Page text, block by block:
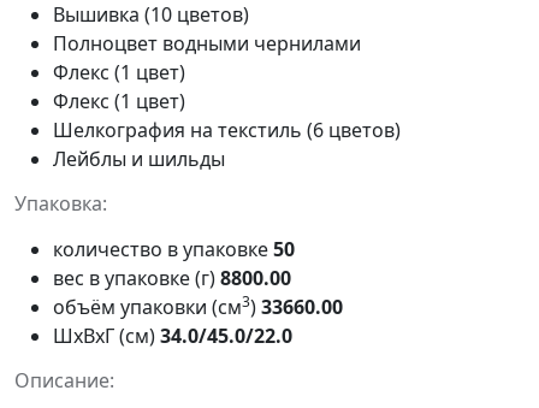
Вышивка (10 цветов)
Полноцвет водными чернилами
Флекс (1 цвет)
Флекс (1 цвет)
Шелкография на текстиль (6 цветов)
Лейблы и шильды
Упаковка:
количество в упаковке50
вес в упаковке (г)8800.00
объём упаковки (см3)33660.00
ШxВxГ (см)34.0/45.0/22.0
Описание: